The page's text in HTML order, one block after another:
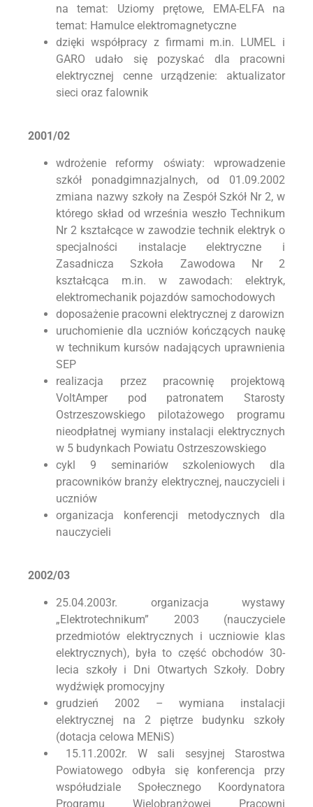
na temat: Uziomy prętowe, EMA-ELFA na
temat: Hamulce elektromagnetyczne
dzięki współpracy z firmami m.in. LUMEL i
GARO udało się pozyskać dla pracowni
elektrycznej cenne urządzenie: aktualizator
sieci oraz falownik
2001/02
wdrożenie reformy oświaty: wprowadzenie
szkół ponadgimnazjalnych, od 01.09.2002
zmiana nazwy szkoły na Zespół Szkół Nr 2, w
którego skład od września weszło Technikum
Nr 2 kształcące w zawodzie technik elektryk o
specjalności instalacje elektryczne i
Zasadnicza Szkoła Zawodowa Nr 2
kształcąca m.in. w zawodach: elektryk,
elektromechanik pojazdów samochodowych
doposażenie pracowni elektrycznej z darowizn
uruchomienie dla uczniów kończących naukę
w technikum kursów nadających uprawnienia
SEP
realizacja przez pracownię projektową
VoltAmper pod patronatem Starosty
Ostrzeszowskiego pilotażowego programu
nieodpłatnej wymiany instalacji elektrycznych
w 5 budynkach Powiatu Ostrzeszowskiego
cykl 9 seminariów szkoleniowych dla
pracowników branży elektrycznej, nauczycieli i
uczniów
organizacja konferencji metodycznych dla
nauczycieli
2002/03
25.04.2003r. organizacja wystawy
„Elektrotechnikum” 2003 (nauczyciele
przedmiotów elektrycznych i uczniowie klas
elektrycznych), była to część obchodów 30-
lecia szkoły i Dni Otwartych Szkoły. Dobry
wydźwięk promocyjny
grudzień 2002 – wymiana instalacji
elektrycznej na 2 piętrze budynku szkoły
(dotacja celowa MENiS)
15.11.2002r. W sali sesyjnej Starostwa
Powiatowego odbyła się konferencja przy
współudziale Społecznego Koordynatora
Programu Wielobranżowej Pracowni